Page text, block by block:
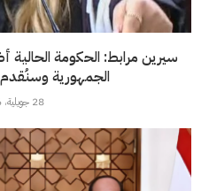
سيرين مرابط: الحكومة
الجمهورية
28 جويلية، 2026